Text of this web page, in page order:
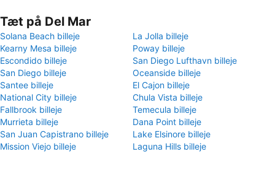
Tæt på Del Mar
Solana Beach billeje
La Jolla billeje
Kearny Mesa billeje
Poway billeje
Escondido billeje
San Diego Lufthavn billeje
San Diego billeje
Oceanside billeje
Santee billeje
El Cajon billeje
National City billeje
Chula Vista billeje
Fallbrook billeje
Temecula billeje
Murrieta billeje
Dana Point billeje
San Juan Capistrano billeje
Lake Elsinore billeje
Mission Viejo billeje
Laguna Hills billeje